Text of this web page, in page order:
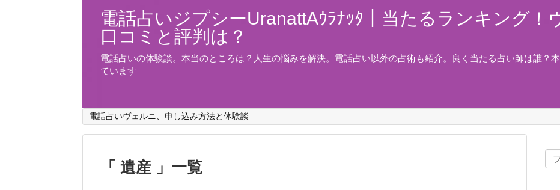
電話占いジプシーUranattAｳﾗﾅｯﾀ｜当たるランキング！
口コミと評判は？
電話占いの体験談。本当のところは？人生の悩みを解決。電話占い以外の占術も紹介。良く当たる占い師は誰？
ています
電話占いヴェルニ、申し込み方法と体験談
「 遺産 」一覧